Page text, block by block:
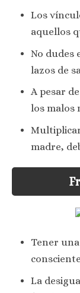
Los
aquellos
No dudes
lazos de
A pesar
los malos
madre,
Tener
La